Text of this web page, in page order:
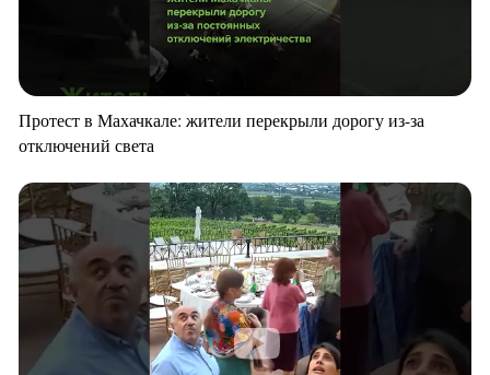
Протест в Махачкале: жители перекрыли дорогу из-за
отключений света